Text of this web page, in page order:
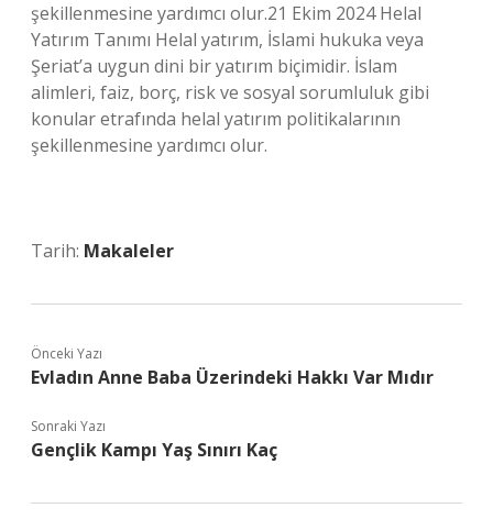
şekillenmesine yardımcı olur.21 Ekim 2024 Helal
Yatırım Tanımı Helal yatırım, İslami hukuka veya
Şeriat’a uygun dini bir yatırım biçimidir. İslam
alimleri, faiz, borç, risk ve sosyal sorumluluk gibi
konular etrafında helal yatırım politikalarının
şekillenmesine yardımcı olur.
Tarih: Makaleler
Önceki Yazı
Evladın Anne Baba Üzerindeki Hakkı Var Mıdır
Sonraki Yazı
Gençlik Kampı Yaş Sınırı Kaç